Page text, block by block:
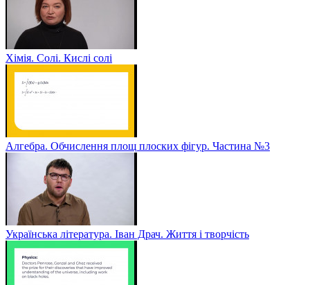
Хімія. Солі. Кислі солі
Алгебра. Обчислення площ плоских фігур. Частина №3
Українська література. Іван Драч. Життя і творчість